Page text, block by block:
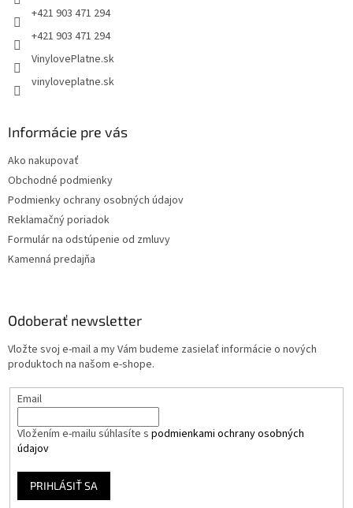
+421 903 471 294
+421 903 471 294
VinylovePlatne.sk
vinyloveplatne.sk
Informácie pre vás
Ako nakupovať
Obchodné podmienky
Podmienky ochrany osobných údajov
Reklamačný poriadok
Formulár na odstúpenie od zmluvy
Kamenná predajňa
Odoberať newsletter
Vložte svoj e-mail a my Vám budeme zasielať informácie o nových
produktoch na našom e-shope.
Email
Vložením e-mailu súhlasíte s podmienkami ochrany osobných
údajov
PRIHLÁSIŤ SA